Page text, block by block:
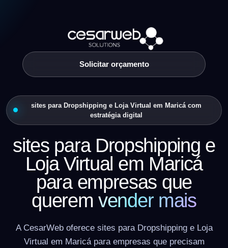
Solicitar orçamento
sites para Dropshipping e Loja Virtual em Maricá com
estratégia digital
sites para Dropshipping e
Loja Virtual em Maricá
para empresas que
queremvender mais
A CesarWeb oferece sites para Dropshipping e Loja
Virtual em Maricá para empresas que precisam